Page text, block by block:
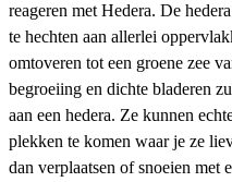
reageren met Hedera. De
te hechten aan allerlei
omtoveren tot een groene zee
begroeiing en dichte bladeren
aan een hedera. Ze kunnen
plekken te komen waar je ze
dan verplaatsen of snoeien met